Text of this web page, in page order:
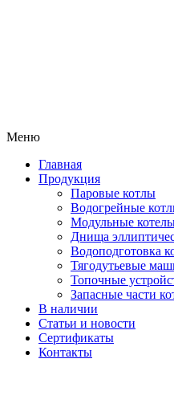
Меню
Главная
Продукция
Паровые котлы
Водогрейные
Модульные
Днища
Водоподготовка
Тягодутьевые
Топочные
Запасные части
В наличии
Статьи и новости
Сертификаты
Контакты